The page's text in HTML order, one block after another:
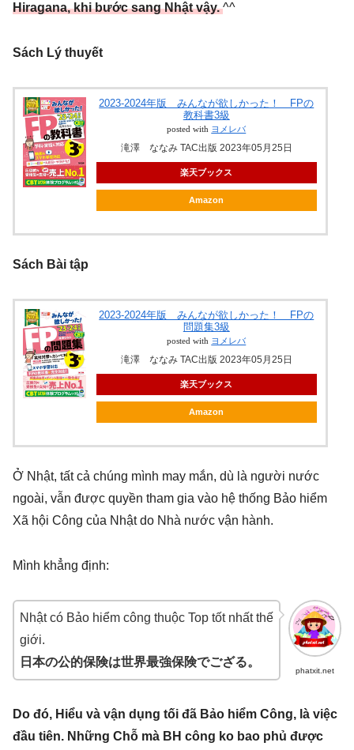
Hiragana, khi bước sang Nhật vậy.^^
Sách Lý thuyết
2023-2024年版 みんなが欲しかった！ FPの
教科書3級
posted with ヨメレバ
滝澤 ななみ TAC出版 2023年05月25日
楽天ブックス
Amazon
Sách Bài tập
2023-2024年版 みんなが欲しかった！ FPの
問題集3級
posted with ヨメレバ
滝澤 ななみ TAC出版 2023年05月25日
楽天ブックス
Amazon
Ở Nhật, tất cả chúng mình may mắn, dù là người nước
ngoài, vẫn được quyền tham gia vào hệ thống Bảo hiểm
Xã hội Công của Nhật do Nhà nước vận hành.
Mình khẳng định:
phatxit.net
Nhật có Bảo hiểm công thuộc Top tốt nhất thế
giới.
日本の公的保険は世界最強保険でござる。
Do đó, Hiểu và vận dụng tối đã Bảo hiểm Công, là việc
đầu tiên. Những Chỗ mà BH công ko bao phủ được